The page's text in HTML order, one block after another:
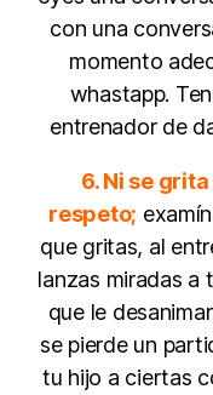
con una
momento
whastapp.
entrenador de
6. Ni se
respeto;
que gritas, al
lanzas miradas a
que le
se pierde un
tu hijo a ciertas